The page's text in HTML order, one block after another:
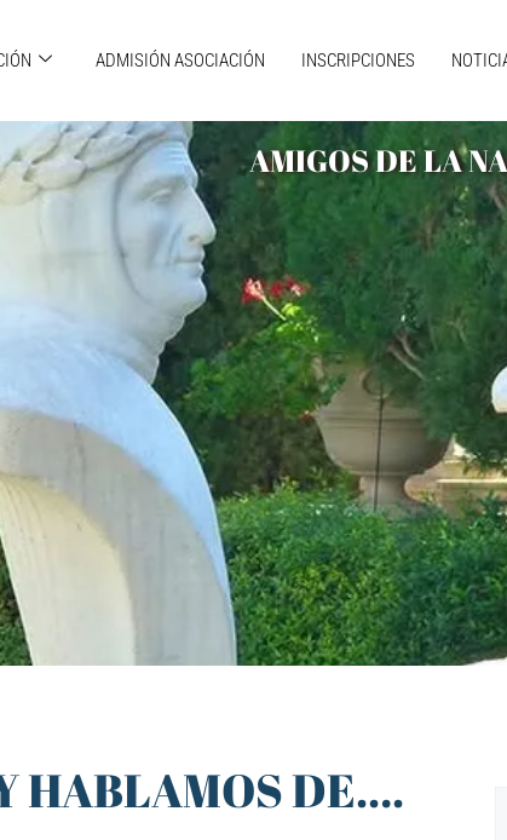
ADMISIÓN ASOCIACIÓN INSCRIPCIONES
AMIGOS DE LA
HABLAMOS DE….